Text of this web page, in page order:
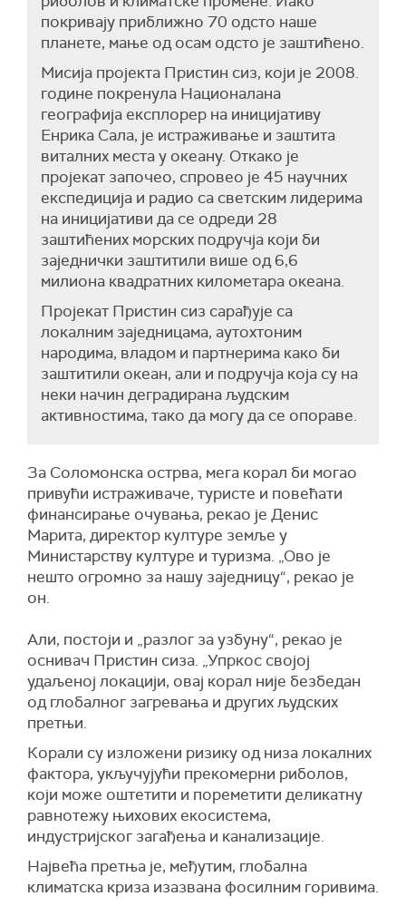
покривају приближно 70 одсто наше
планете, мање од осам одсто је заштићено.
Мисија пројекта Пристин сиз, који је 2008.
године покренула Националана
географија експлорер на иницијативу
Енрика Сала, је истраживање и заштита
виталних места у океану. Откако је
пројекат започео, спровео је 45 научних
експедиција и радио са светским лидерима
на иницијативи да се одреди 28
заштићених морских подручја који би
заједнички заштитили више од 6,6
милиона квадратних километара океана.
Пројекат Пристин сиз сарађује са
локалним заједницама, аутохтоним
народима, владом и партнерима како би
заштитили океан, али и подручја која су на
неки начин деградирана људским
активностима, тако да могу да се опораве.
За Соломонска острва, мега корал би могао
привући истраживаче, туристе и повећати
финансирање очувања, рекао је Денис
Марита, директор културе земље у
Министарству културе и туризма. „Ово је
нешто огромно за нашу заједницу“, рекао је
он.
Али, постоји и „разлог за узбуну“, рекао је
оснивач Пристин сиза. „Упркос својој
удаљеној локацији, овај корал није безбедан
од глобалног загревања и других људских
претњи.
Корали су изложени ризику од низа локалних
фактора, укључујући прекомерни риболов,
који може оштетити и пореметити деликатну
равнотежу њихових екосистема,
индустријског загађења и канализације.
Највећа претња је, међутим, глобална
климатска криза изазвана фосилним горивима.